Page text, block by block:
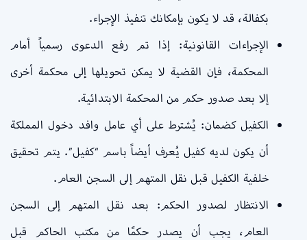
بكفالة، قد لا يكون بإمكانك تنفيذ الإجراء.
الإجراءات القانونية: إذا تم رفع الدعوى رسمياً أمام
المحكمة، فإن القضية لا يمكن تحويلها إلى محكمة أخرى
إلا بعد صدور حكم من المحكمة الابتدائية.
الكفيل كضمان: يُشترط على أي عامل وافد دخول المملكة
أن يكون لديه كفيل يُعرف أيضاً باسم “كفيل”. يتم تحقيق
خلفية الكفيل قبل نقل المتهم إلى السجن العام.
الانتظار لصدور الحكم: بعد نقل المتهم إلى السجن
العام، يجب أن يصدر حكمًا من مكتب الحاكم قبل